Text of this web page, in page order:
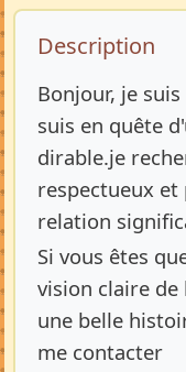
Description
Description
Bonjour, je
suis en quête
dirable.je
respectueux
relation
Si vous êtes
vision claire
une belle
me contacter